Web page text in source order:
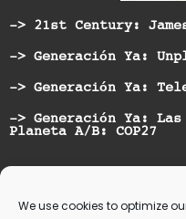
We use cookies to optimize
-> 21st Century:
-> Generación Ya:
-> Generación Ya:
-> Generación Ya:
Planeta A/B: COP27
Vicious